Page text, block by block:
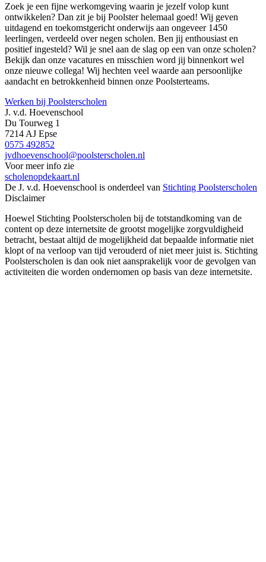
Zoek je een fijne werkomgeving waarin je jezelf volop kunt
ontwikkelen? Dan zit je bij Poolster helemaal goed! Wij geven
uitdagend en toekomstgericht onderwijs aan ongeveer 1450
leerlingen, verdeeld over negen scholen. Ben jij enthousiast en
positief ingesteld? Wil je snel aan de slag op een van onze scholen?
Bekijk dan onze vacatures en misschien word jij binnenkort wel
onze nieuwe collega! Wij hechten veel waarde aan persoonlijke
aandacht en betrokkenheid binnen onze Poolsterteams.
Werken bij Poolsterscholen
J. v.d. Hoevenschool
Du Tourweg 1
7214 AJ Epse
0575 492852
jvdhoevenschool@poolsterscholen.nl
Voor meer info zie
scholenopdekaart.nl
De J. v.d. Hoevenschool is onderdeel van Stichting Poolsterscholen
Disclaimer
Hoewel Stichting Poolsterscholen bij de totstandkoming van de
content op deze internetsite de grootst mogelijke zorgvuldigheid
betracht, bestaat altijd de mogelijkheid dat bepaalde informatie niet
klopt of na verloop van tijd verouderd of niet meer juist is. Stichting
Poolsterscholen is dan ook niet aansprakelijk voor de gevolgen van
activiteiten die worden ondernomen op basis van deze internetsite.